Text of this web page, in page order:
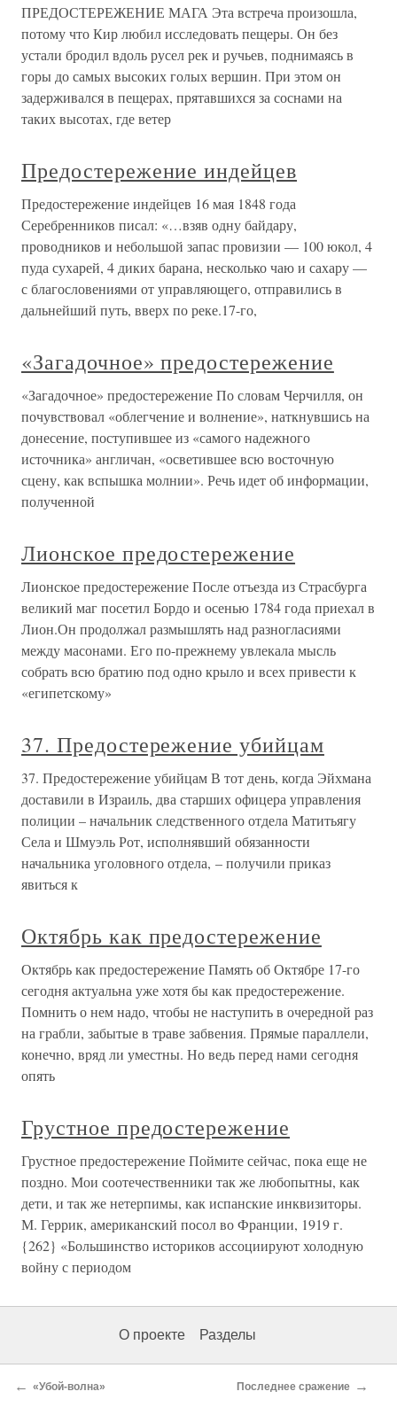
ПРЕДОСТЕРЕЖЕНИЕ МАГА Эта встреча произошла,
потому что Кир любил исследовать пещеры. Он без
устали бродил вдоль русел рек и ручьев, поднимаясь в
горы до самых высоких голых вершин. При этом он
задерживался в пещерах, прятавшихся за соснами на
таких высотах, где ветер
Предостережение индейцев
Предостережение индейцев 16 мая 1848 года
Серебренников писал: «…взяв одну байдару,
проводников и небольшой запас провизии — 100 юкол, 4
пуда сухарей, 4 диких барана, несколько чаю и сахару —
с благословениями от управляющего, отправились в
дальнейший путь, вверх по реке.17-го,
«Загадочное» предостережение
«Загадочное» предостережение По словам Черчилля, он
почувствовал «облегчение и волнение», наткнувшись на
донесение, поступившее из «самого надежного
источника» англичан, «осветившее всю восточную
сцену, как вспышка молнии». Речь идет об информации,
полученной
Лионское предостережение
Лионское предостережение После отъезда из Страсбурга
великий маг посетил Бордо и осенью 1784 года приехал в
Лион.Он продолжал размышлять над разногласиями
между масонами. Его по-прежнему увлекала мысль
собрать всю братию под одно крыло и всех привести к
«египетскому»
37. Предостережение убийцам
37. Предостережение убийцам В тот день, когда Эйхмана
доставили в Израиль, два старших офицера управления
полиции – начальник следственного отдела Матитьягу
Села и Шмуэль Рот, исполнявший обязанности
начальника уголовного отдела, – получили приказ
явиться к
Октябрь как предостережение
Октябрь как предостережение Память об Октябре 17-го
сегодня актуальна уже хотя бы как предостережение.
Помнить о нем надо, чтобы не наступить в очередной раз
на грабли, забытые в траве забвения. Прямые параллели,
конечно, вряд ли уместны. Но ведь перед нами сегодня
опять
Грустное предостережение
Грустное предостережение Поймите сейчас, пока еще не
поздно. Мои соотечественники так же любопытны, как
дети, и так же нетерпимы, как испанские инквизиторы.
М. Геррик, американский посол во Франции, 1919 г.
{262} «Большинство историков ассоциируют холодную
войну с периодом
О проекте Разделы
← «Убой-волна» Последнее сражение →